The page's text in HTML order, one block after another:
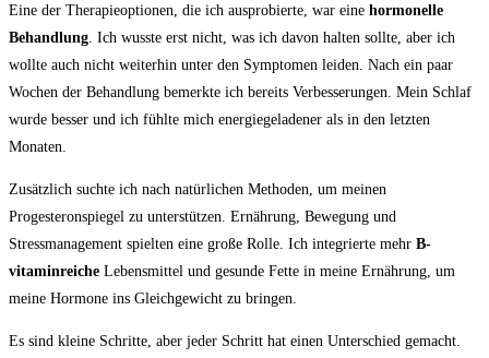
Eine der Therapieoptionen, die ich ausprobierte, war eine⁢ hormonelle
Behandlung . Ich wusste erst nicht, was ich davon halten⁣ sollte, aber ich
wollte auch nicht weiterhin unter den ⁢Symptomen⁢ leiden. Nach ein ​paar
⁣Wochen der ​Behandlung bemerkte ich bereits Verbesserungen. ⁢Mein Schlaf
wurde besser‌ und ich fühlte mich energiegeladener‍ als in den letzten
Monaten.
Zusätzlich ‌suchte ich nach natürlichen Methoden, um meinen‌
Progesteronspiegel zu unterstützen. Ernährung, ⁤Bewegung und⁣
Stressmanagement spielten ⁢eine‍ große Rolle. ⁢Ich integrierte mehr B-
vitaminreiche Lebensmittel⁢ und gesunde Fette in meine⁣ Ernährung, um
meine ‍Hormone ins Gleichgewicht zu bringen.
Es sind ⁤kleine⁤ Schritte, aber ⁣jeder Schritt⁤ hat einen Unterschied gemacht.‌